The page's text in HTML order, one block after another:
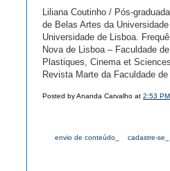
Liliana Coutinho / Pós-
de Belas Artes da
Universidade de Lisboa.
Nova de Lisboa – Faculdade
Plastiques, Cinema et
Revista Marte da Faculdade
Posted by Ananda Carvalho at 2:53 PM
envio de conteúdo_ cadastre-se_